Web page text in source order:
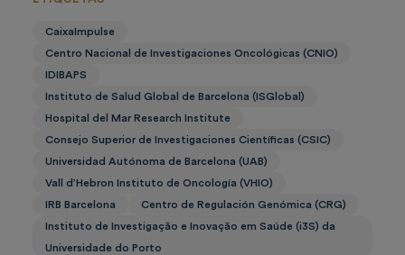
CaixaImpulse
Centro Nacional de Investigaciones Oncológicas (CNIO)
IDIBAPS
Instituto de Salud Global de Barcelona (ISGlobal)
Hospital del Mar Research Institute
Consejo Superior de Investigaciones Científicas (CSIC)
Universidad Autónoma de Barcelona (UAB)
Vall d’Hebron Instituto de Oncología (VHIO)
IRB Barcelona
Centro de Regulación Genómica (CRG)
Instituto de Investigação e Inovação em Saúde (i3S) da
Universidade do Porto